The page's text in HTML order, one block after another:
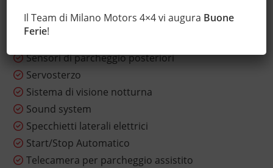
Sensore di pioggia
Sensori di parcheggio posteriori
Servosterzo
Sistema di visione notturna
Sound system
Specchietti laterali elettrici
Start/Stop Automatico
Telecamera per parcheggio assistito
Il Team di Milano Motors 4×4 vi augura Buone
Ferie!